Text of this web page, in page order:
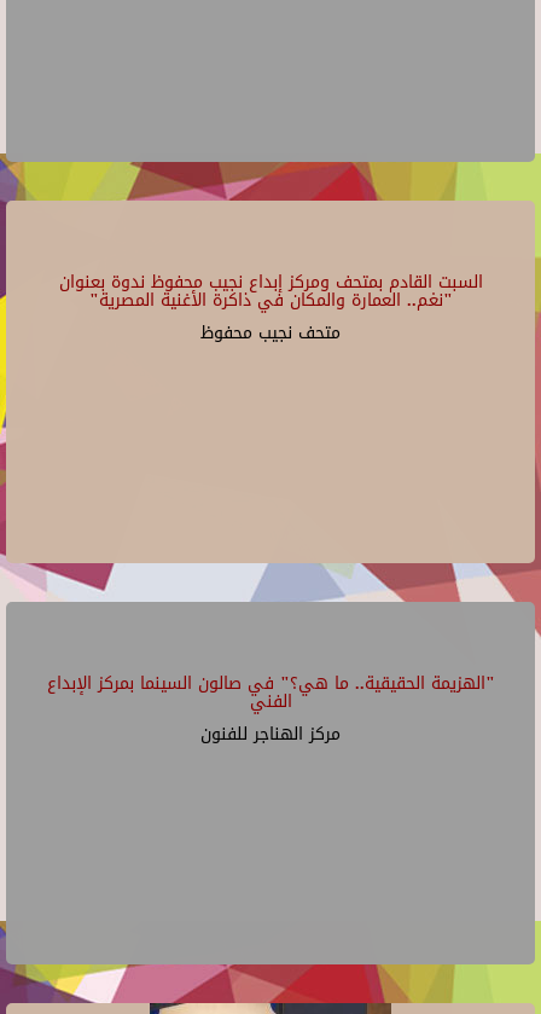
السبت القادم بمتحف ومركز إبداع نجيب محفوظ ندوة بعنوان
"نغم.. العمارة والمكان في ذاكرة الأغنية المصرية"
متحف نجيب محفوظ
"الهزيمة الحقيقية.. ما هي؟" في صالون السينما بمركز الإبداع
الفني
مركز الهناجر للفنون